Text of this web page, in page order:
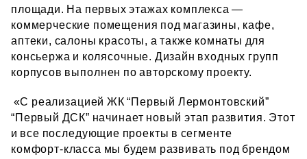
площади. На первых этажах комплекса —
коммерческие помещения под магазины, кафе,
аптеки, салоны красоты, а также комнаты для
консьержа и колясочные. Дизайн входных групп
корпусов выполнен по авторскому проекту.
«С реализацией ЖК “Первый Лермонтовский”
“Первый ДСК” начинает новый этап развития. Этот
и все последующие проекты в сегменте
комфорт‑класса мы будем развивать под брендом